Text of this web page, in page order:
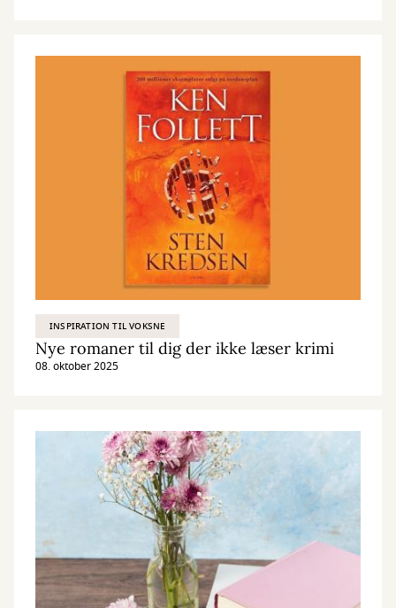
INSPIRATION TIL VOKSNE
Nye romaner til dig der ikke læser krimi
08. oktober 2025